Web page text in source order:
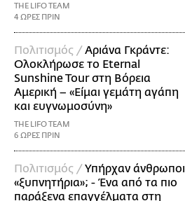
THE LIFO TEAM
4 ΩΡΕΣ ΠΡΙΝ
Πολιτισμός /Αριάνα Γκράντε:
Ολοκλήρωσε το Eternal
Sunshine Tour στη Βόρεια
Αμερική – «Είμαι γεμάτη αγάπη
και ευγνωμοσύνη»
THE LIFO TEAM
6 ΩΡΕΣ ΠΡΙΝ
Πολιτισμός /Υπήρχαν άνθρωποι
«ξυπνητήρια»; - Ένα από τα πιο
παράξενα επαγγέλματα στη